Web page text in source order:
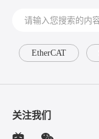
EtherCAT
关注我们